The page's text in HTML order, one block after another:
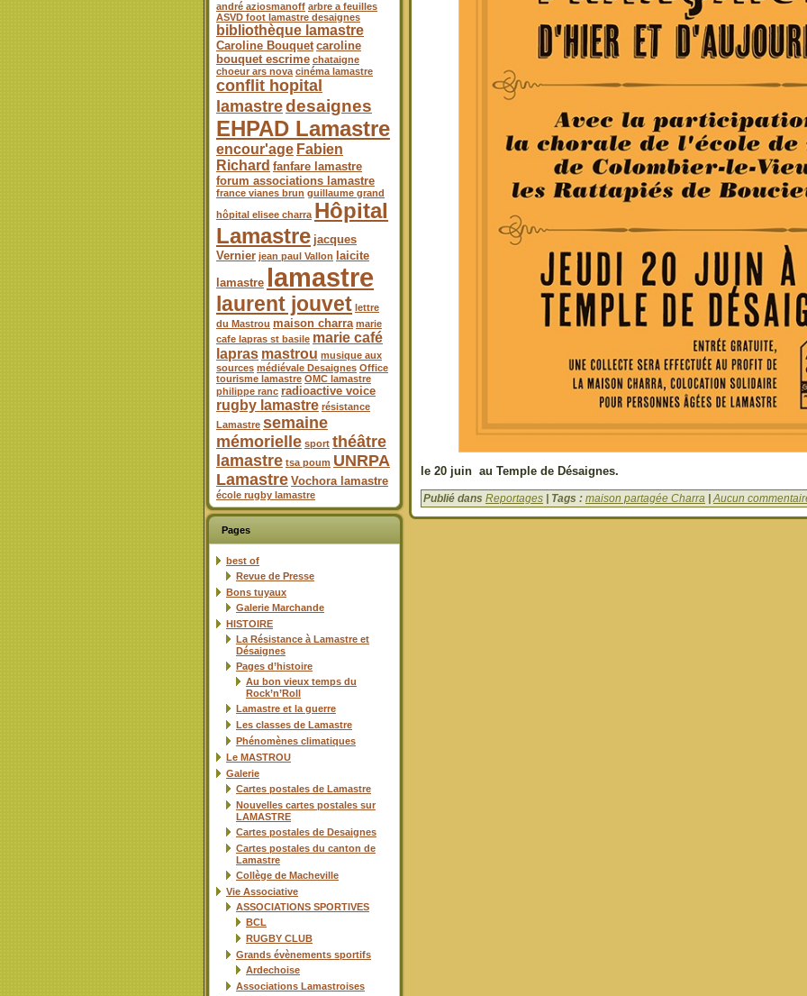
andré aziosmanoff arbre a feuilles
ASVD foot lamastre desaignes
bibliothèque lamastre
Caroline Bouquet caroline
bouquet escrime chataigne
choeur ars nova cinéma lamastre
conflit hopital
lamastredesaignes
EHPAD Lamastre
encour'age Fabien
Richard fanfare lamastre
forum associations lamastre
france vianes brun guillaume grand
hôpital elisee charra Hôpital
Lamastre jacques
Vernier jean paul Vallon
laicite
lamastre lamastre
laurent jouvet lettre
du Mastrou maison charra marie
cafe lapras st basile marie café
lapras mastrou musique aux
sources médiévale Desaignes Office
tourisme lamastre OMC lamastre
philippe ranc radioactive voice
rugby lamastre résistance
Lamastre semaine
mémorielle sport théâtre
lamastre tsa poum UNRPA
Lamastre Vochora lamastre
école rugby lamastre
Pages
best of
Revue de Presse
Bons tuyaux
Galerie Marchande
HISTOIRE
La Résistance à Lamastre et
Désaignes
Pages d’histoire
Au bon vieux temps du
Rock’n’Roll
Lamastre et la guerre
Les classes de Lamastre
Phénomènes climatiques
Le MASTROU
Galerie
Cartes postales de Lamastre
Nouvelles cartes postales sur
LAMASTRE
Cartes postales de Desaignes
Cartes postales du canton de
Lamastre
Collège de Macheville
Vie Associative
ASSOCIATIONS SPORTIVES
BCL
RUGBY CLUB
Grands évènements sportifs
Ardechoise
Associations Lamastroises
le 20 juin au Temple de Désaignes.
Publié dans Reportages | Tags : maison partagée Charra |Aucun